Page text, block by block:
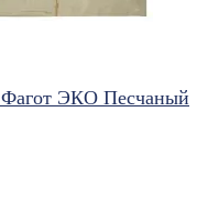
Фагот ЭКО Песчаный